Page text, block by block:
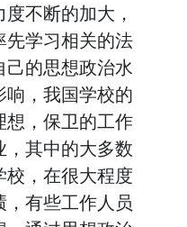
不断的加大，
先学习相关的法
的思想政治水
，我国学校的
想，保卫的工作
其中的大多数
，在很大程度
有些工作人员